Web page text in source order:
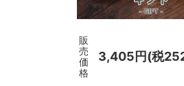
販
売
価
格
3,405円(税